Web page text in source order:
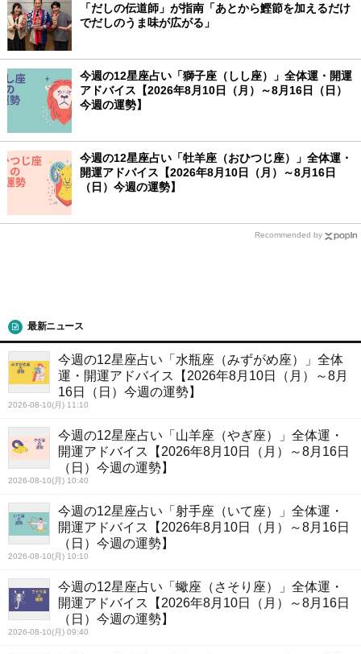
「だしの伝道師」が指南「あとから鰹節を加えるだけ
でだしのうま味が広がる」
今週の12星座占い「獅子座（しし座）」全体運・開運
アドバイス【2026年8月10日（月）～8月16日（日）
今週の運勢】
今週の12星座占い「牡羊座（おひつじ座）」全体運・
開運アドバイス【2026年8月10日（月）～8月16日
（日）今週の運勢】
Recommended by
最新ニュース
今週の12星座占い「水瓶座（みずがめ座）」全体
運・開運アドバイス【2026年8月10日（月）～8月
16日（日）今週の運勢】
2026-08-10(月) 11:10
今週の12星座占い「山羊座（やぎ座）」全体運・
開運アドバイス【2026年8月10日（月）～8月16日
（日）今週の運勢】
2026-08-10(月) 10:40
今週の12星座占い「射手座（いて座）」全体運・
開運アドバイス【2026年8月10日（月）～8月16日
（日）今週の運勢】
2026-08-10(月) 10:10
今週の12星座占い「蠍座（さそり座）」全体運・
開運アドバイス【2026年8月10日（月）～8月16日
（日）今週の運勢】
2026-08-10(月) 09:40